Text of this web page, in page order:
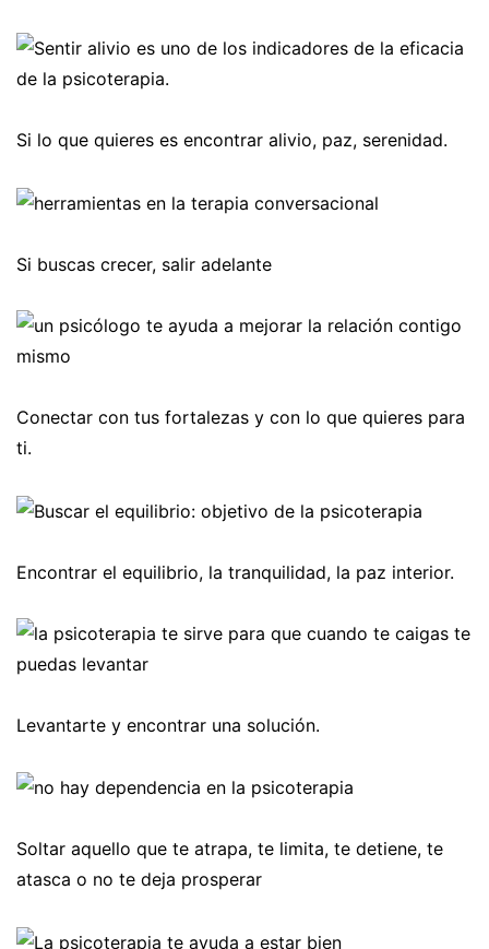
Si lo que quieres es encontrar alivio, paz, serenidad.
Si buscas crecer, salir adelante
Conectar con tus fortalezas y con lo que quieres para
ti.
Encontrar el equilibrio, la tranquilidad, la paz interior.
Levantarte y encontrar una solución.
Soltar aquello que te atrapa, te limita, te detiene, te
atasca o no te deja prosperar